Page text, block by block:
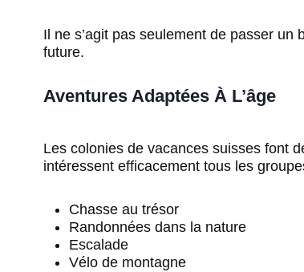
Il ne s’agit pas seulement de passer
future.
Aventures Adaptées À L’âge
Les colonies de vacances suisses font
intéressent efficacement tous les
Chasse au trésor
Randonnées dans la nature
Escalade
Vélo de montagne